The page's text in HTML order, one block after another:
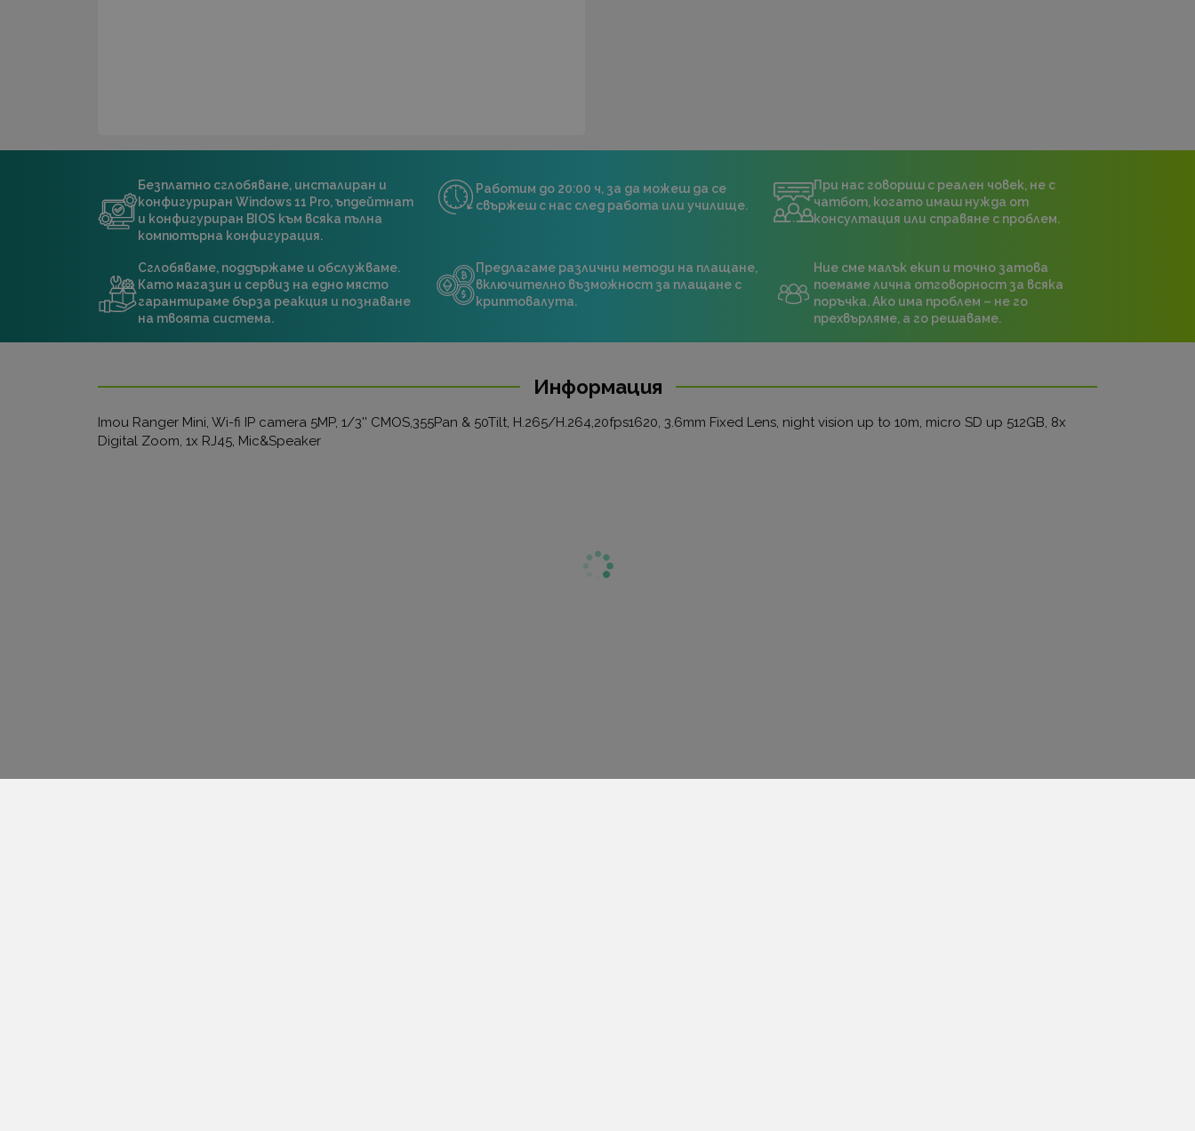
Безплатно сглобяване, инсталиран и
конфигуриран Windows 11 Pro, ъпдейтнат
и конфигуриран BIOS към всяка пълна
компютърна конфигурация.
Работим до 20:00 ч, за да можеш да се
свържеш с нас след работа или училище.
При нас говориш с реален човек, не с
чатбот, когато имаш нужда от
консултация или справяне с проблем.
Сглобяваме, поддържаме и обслужваме.
Като магазин и сервиз на едно място
гарантираме бърза реакция и познаване
на твоята система.
Предлагаме различни методи на плащане,
включително възможност за плащане с
криптовалута.
Ние сме малък екип и точно затова
поемаме лична отговорност за всяка
поръчка. Ако има проблем – не го
прехвърляме, а го решаваме.
Информация
Imou Ranger Mini, Wi-fi IP camera 5MP, 1/3'' CMOS,355Pan & 50Tilt, H.265/H.264,20fps1620, 3.6mm Fixed Lens, night vision up to 10m, micro SD up 512GB, 8x
Digital Zoom, 1x RJ45, Mic&Speaker